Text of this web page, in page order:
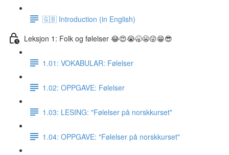
🇬🇧 Introduction (in English)
Leksjon 1: Folk og følelser 😂😍😭🥱😬😜😁😎
1.01: VOKABULAR: Følelser
1.02: OPPGAVE: Følelser
1.03: LESING: "Følelser på norskkurset"
1.04: OPPGAVE: "Følelser på norskkurset"